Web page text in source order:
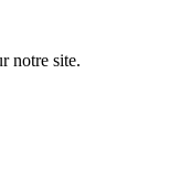
notre site.